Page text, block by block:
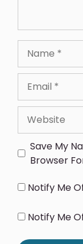
Save My
Browser
Notify Me
Notify Me